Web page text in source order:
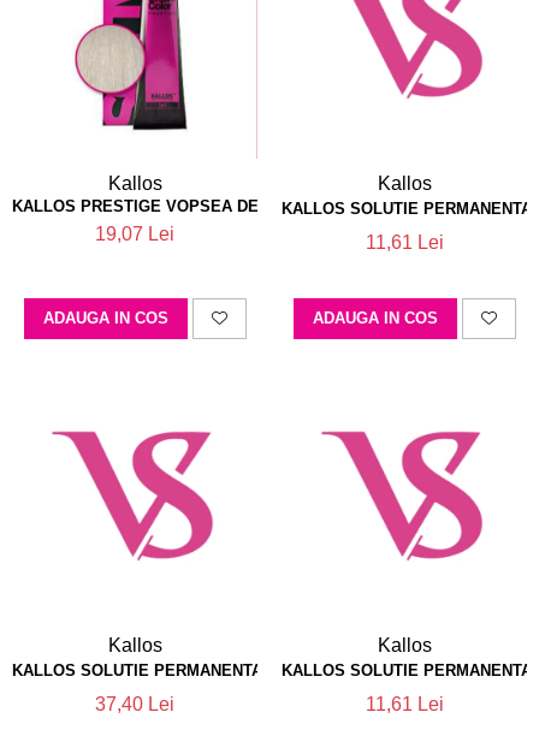
Kallos
KALLOS PRESTIGE VOPSEA DE PAR 913
19,07 Lei
ADAUGA IN COS
Kallos
KALLOS SOLUTIE PERMANENTA 
11,61 Lei
ADAUGA IN COS
Kallos
KALLOS SOLUTIE PERMANENTA  0
37,40 Lei
Kallos
KALLOS SOLUTIE PERMANENTA 
11,61 Lei